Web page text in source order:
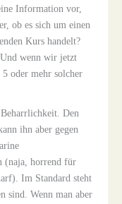
Information vor,
ob es sich um einen
Kurs handelt?
wenn wir jetzt
5 oder mehr solcher
Den
ihn aber gegen
(naja, horrend für
Im Standard steht
sind. Wenn man aber